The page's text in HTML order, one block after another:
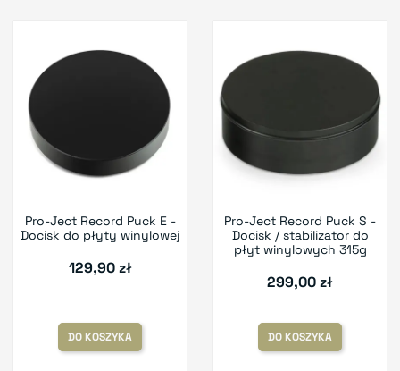
Pro-Ject Record Puck E -
Docisk do płyty winylowej
129,90 zł
DO KOSZYKA
Pro-Ject Record Puck S -
Docisk / stabilizator do
płyt winylowych 315g
299,00 zł
DO KOSZYKA